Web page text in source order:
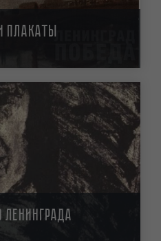
плакаты
Ленинграда